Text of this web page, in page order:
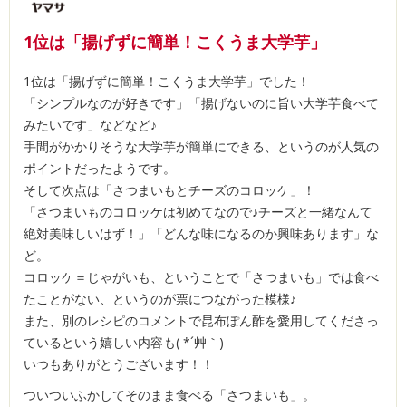
1位は「揚げずに簡単！こくうま大学芋」
1位は「揚げずに簡単！こくうま大学芋」でした！
「シンプルなのが好きです」「揚げないのに旨い大学芋食べて
みたいです」などなど♪
手間がかかりそうな大学芋が簡単にできる、というのが人気の
ポイントだったようです。
そして次点は「さつまいもとチーズのコロッケ」！
「さつまいものコロッケは初めてなので♪チーズと一緒なんて
絶対美味しいはず！」「どんな味になるのか興味あります」な
ど。
コロッケ＝じゃがいも、ということで「さつまいも」では食べ
たことがない、というのが票につながった模様♪
また、別のレシピのコメントで昆布ぽん酢を愛用してくださっ
ているという嬉しい内容も( *´艸｀)
いつもありがとうございます！！
ついついふかしてそのまま食べる「さつまいも」。